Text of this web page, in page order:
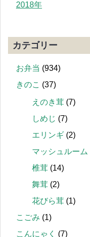
2018年
カテゴリー
お弁当 (934)
きのこ (37)
えのき茸 (7)
しめじ (7)
エリンギ (2)
マッシュルーム
椎茸 (14)
舞茸 (2)
花びら茸 (1)
こごみ (1)
こんにゃく
(7)